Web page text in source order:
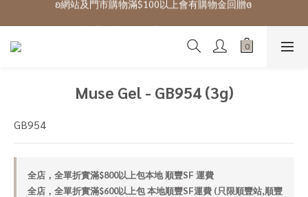
ʚ 網站免費登記會員,登入後可下單ɞ Click Here
ʚ 網站免費登記會員,登入後可下單ɞ Click Here
Muse Gel - GB954 (3g)
GB954
全店，全單折實滿$800以上包本地 順豐SF 運費
全店，全單折實滿$600以上包 本地順豐SF運費 (只限順豐站,順豐